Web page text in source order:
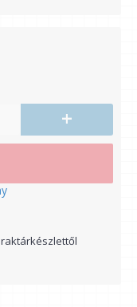
+